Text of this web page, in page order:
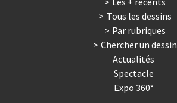
Tous les dessins
Par rubriques
Chercher un dessin
Actualités
Spectacle
Expo 360°